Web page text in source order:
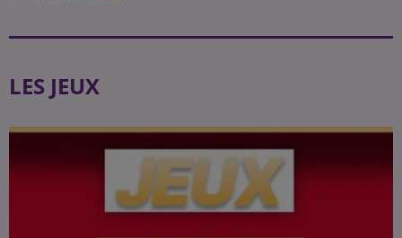
LES JEUX